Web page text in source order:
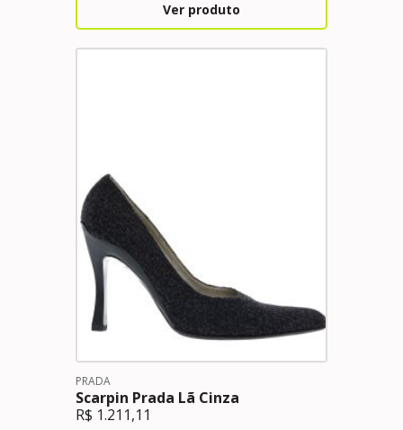
Ver produto
PRADA
Scarpin Prada Lã Cinza
R$ 1.211,11